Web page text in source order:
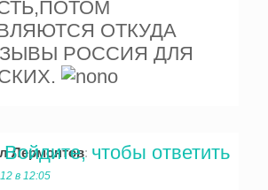
ОТКУДА
РОССИЯ ДЛЯ
Лермонтов:
в 12:05
Войдите, чтобы ответить